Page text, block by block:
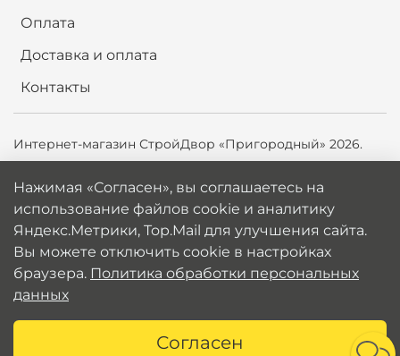
Оплата
Доставка и оплата
Контакты
Интернет-магазин СтройДвор «Пригородный» 2026.
использование файлов cookie и аналитику
Яндекс.Метрики, Top.Mail.ru для улучшения сайта. Вы
можете отключить cookie в настройках браузера.
Политика обработки персональных данных
Нажимая «Согласен», вы соглашаетесь на
использование файлов cookie и аналитику
Яндекс.Метрики, Top.Mail для улучшения сайта.
Вы можете отключить cookie в настройках
браузера. Политика обработки персональных
данных
Согласен